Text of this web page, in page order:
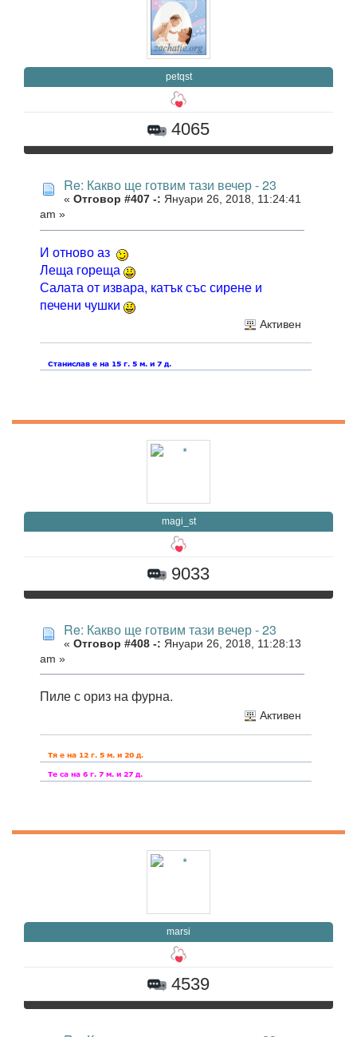
petqst
4065
Re: Какво ще готвим тази вечер - 23
« Отговор #407 -: Януари 26, 2018, 11:24:41
am »
И отново аз
Леща гореща
Салата от извара, катък със сирене и
печени чушки
Активен
magi_st
9033
Re: Какво ще готвим тази вечер - 23
« Отговор #408 -: Януари 26, 2018, 11:28:13
am »
Пиле с ориз на фурна.
Активен
marsi
4539